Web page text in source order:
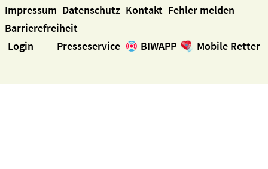
Impressum Datenschutz Kontakt Fehler melden
Barrierefreiheit
Login
Presseservice BIWAPP Mobile Retter